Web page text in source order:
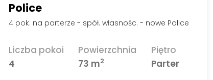
Police
4 pok. na parterze - spół. własnośc. - nowe Police
Liczba pokoi
4
Powierzchnia
73 m2
Piętro
Parter